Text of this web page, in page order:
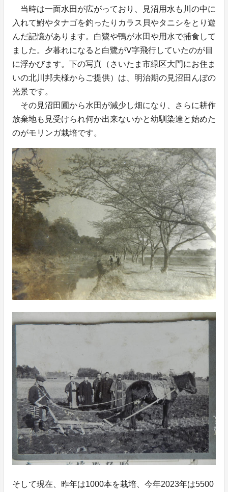
当時は一面水田が広がっており、見沼用水も川の中に
入れて鮒やタナゴを釣ったりカラス貝やタニシをとり遊
んだ記憶があります。白鷺や鴨が水田や用水で捕食して
ました。夕暮れになると白鷺がV字飛行していたのが目
に浮かびます。下の写真（さいたま市緑区大門にお住ま
いの北川邦夫様からご提供）は、明治期の見沼田んぼの
光景です。
その見沼田圃から水田が減少し畑になり、さらに耕作
放棄地も見受けられ何か出来ないかと幼馴染達と始めた
のがモリンガ栽培です。
そして現在、昨年は1000本を栽培、今年2023年は5500